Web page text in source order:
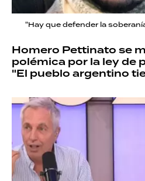
"Hay que defender la
Homero Pettinato se
polémica por la ley de
"El pueblo argentino